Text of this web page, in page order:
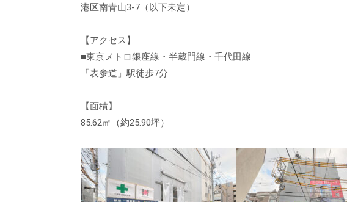
港区南青山3-7（以下未定）
【アクセス】
■東京メトロ銀座線・半蔵門線・千代田線
「表参道」駅徒歩7分
【面積】
85.62㎡（約25.90坪）